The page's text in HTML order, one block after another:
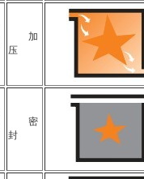
加
压
密
封